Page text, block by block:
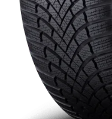
MC
Tilbudstorget